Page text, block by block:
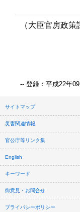
（大臣官房政策
-- 登録：平成22年
サイトマップ
災害関連情報
官公庁等リンク集
English
キーワード
御意見・お問合せ
プライバシーポリシー